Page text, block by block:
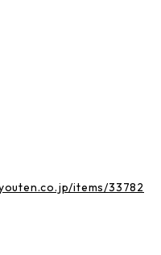
items/33782